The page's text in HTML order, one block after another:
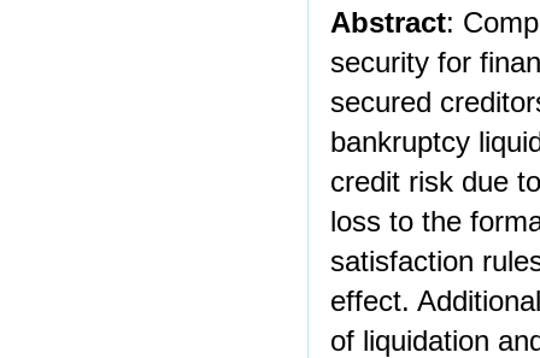
Abstract:
security for
secured
bankruptcy
credit risk due
loss to the
satisfaction
effect.
of liquidation